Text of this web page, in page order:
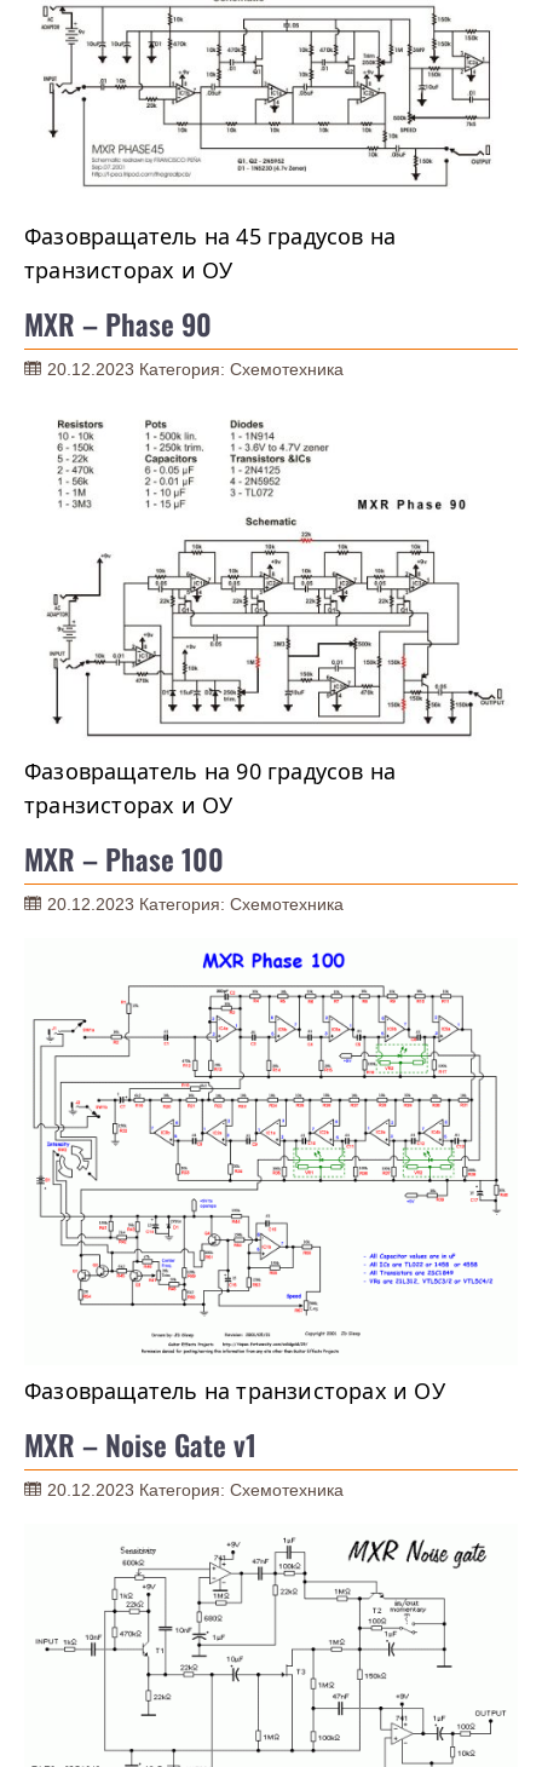
Фазовращатель на 45 градусов на
транзисторах и ОУ
MXR – Phase 90
20.12.2023 Категория: Схемотехника
Фазовращатель на 90 градусов на
транзисторах и ОУ
MXR – Phase 100
20.12.2023 Категория: Схемотехника
Фазовращатель на транзисторах и ОУ
MXR – Noise Gate v1
20.12.2023 Категория: Схемотехника